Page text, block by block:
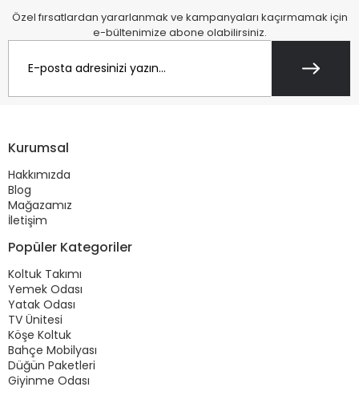
Özel fırsatlardan yararlanmak ve kampanyaları kaçırmamak için
e-bültenimize abone olabilirsiniz.
Kurumsal
Hakkımızda
Blog
Mağazamız
İletişim
Popüler Kategoriler
Koltuk Takımı
Yemek Odası
Yatak Odası
TV Ünitesi
Köşe Koltuk
Bahçe Mobilyası
Düğün Paketleri
Giyinme Odası